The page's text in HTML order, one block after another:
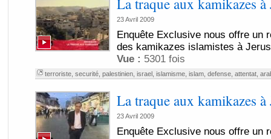
La traque aux kamikazes
23 Avril 2009
Enquête Exclusive nous offre un
des kamikazes islamistes à
Vue : 5301 fois
terroriste, securité, palestinien, israel, islamisme, islam, defense, attentat,
La traque aux kamikazes
23 Avril 2009
Enquête Exclusive nous offre un